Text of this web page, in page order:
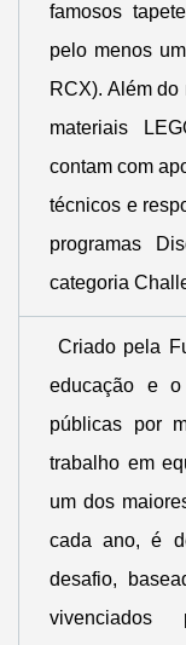
famosos
pelo menos
RCX). Além
materiais
contam com
técnicos e
programas
categoria
Criado pela
educação e
públicas por
trabalho em
um dos
cada ano, é
desafio,
vivenciados